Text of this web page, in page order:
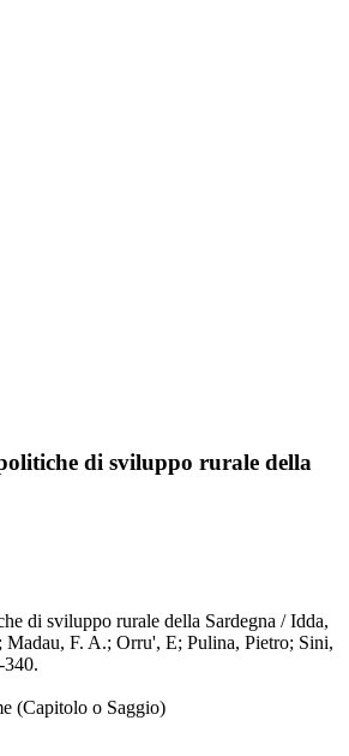
di sviluppo rurale della
di sviluppo rurale della Sardegna / Idda,
Madau, F. A.; Orru', E; Pulina, Pietro; Sini,
340.
(Capitolo o Saggio)